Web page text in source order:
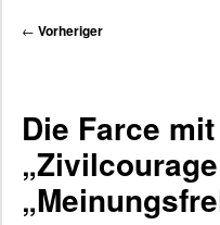
Beitragsnavigation
← Vorheriger
Die Farce